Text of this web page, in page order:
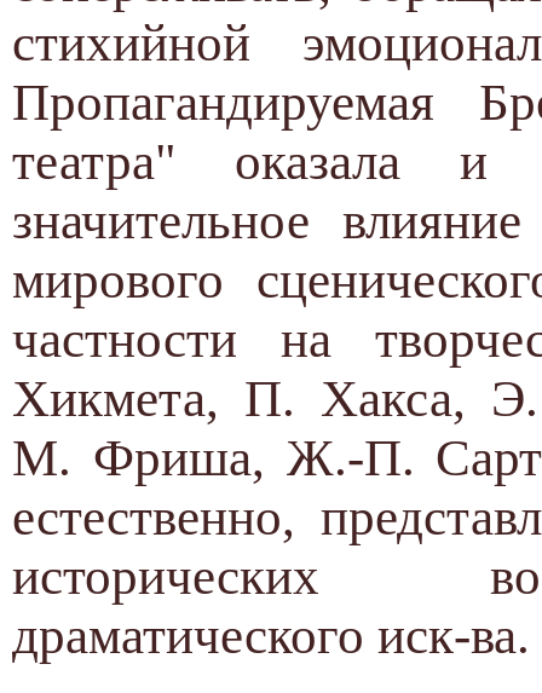
стихийной
Пропагандируемая
театра" оказала
значительное
мирового
частности на
Хикмета, П. Хакса,
М. Фриша, Ж.-П.
естественно,
исторических
драматического иск-ва.